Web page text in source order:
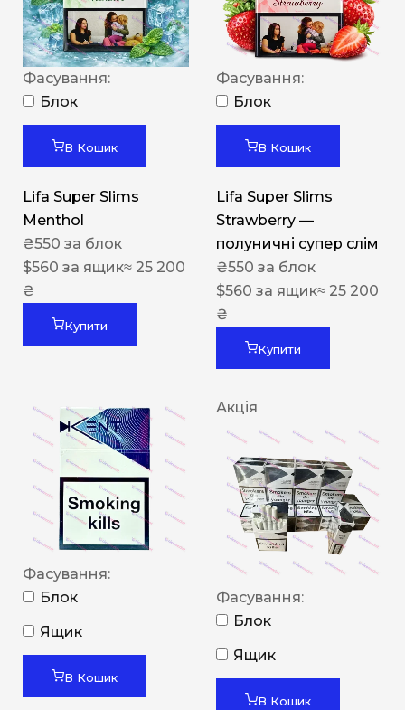
Фасування:
Блок
В Кошик
Lifa Super Slims
Menthol
₴550 за блок
$560 за ящик≈ 25 200
₴
Купити
Фасування:
Блок
В Кошик
Lifa Super Slims
Strawberry —
полуничні супер слім
₴550 за блок
$560 за ящик≈ 25 200
₴
Купити
Фасування:
Блок
Ящик
В Кошик
Акція
Фасування:
Блок
Ящик
В Кошик